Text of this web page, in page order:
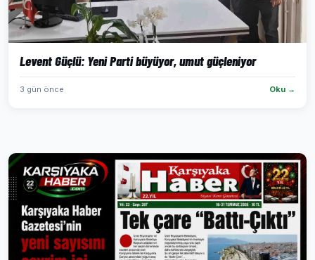
Levent Güçlü: Yeni Parti büyüyor, umut güçleniyor
3 gün önce Oku →